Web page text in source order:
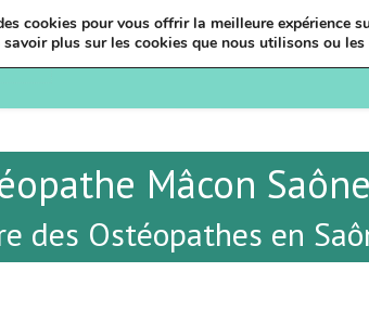
Mâcon
des Ostéopathes en
cookies pour vous offrir la meilleure expérience
savoir plus sur les cookies que nous utilisons ou